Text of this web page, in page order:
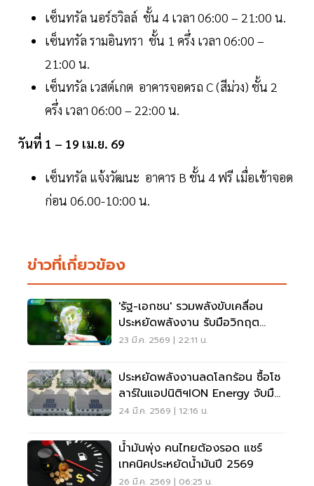
เซ็นทรัล นอร์ธวิลล์ ชั้น 4 เวลา 06:00 – 21:00 น.
เซ็นทรัล รามอินทรา ชั้น 1 ครึ่ง เวลา 06:00 –
21:00 น.
เซ็นทรัล เวสต์เกต อาคารจอดรถ C (สีม่วง) ชั้น 2
ครึ่ง เวลา 06:00 – 22:00 น.
วันที่ 1 – 19 เม.ย. 69
เซ็นทรัล แจ้งวัฒนะ อาคาร B ชั้น 4 ฟรี เมื่อเข้าจอด
ก่อน 06.00-10:00 น.
ข่าวที่เกี่ยวข้อง
'รัฐ-เอกชน' รวมพลังขับเคลื่อน
ประหยัดพลังงาน รับมือวิกฤต
พลังงานโลก
23 มี.ค. 2569 | 22:11 น.
ประหยัดพลังงานลดโลกร้อน ซื้อโซ
ลาร์ในแอปนิติฯION Energy จับมือ
บิ๊กอสังหาฯ ตอบโจทย์ลูกบ้านยุค
24 มี.ค. 2569 | 12:16 น.
น้ำมันพุ่ง คนไทยต้องรอด แชร์
เทคนิคประหยัดน้ำมันปี 2569
26 มี.ค. 2569 | 06:25 น.